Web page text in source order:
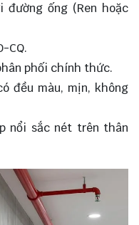
ống (Ren hoặc
CQ.
phối chính thức.
đều màu, mịn, không
nổi sắc nét trên thân